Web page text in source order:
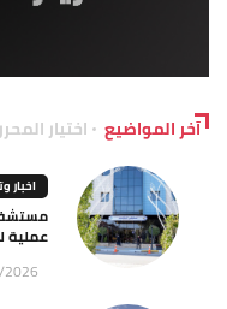
آخر المواضيع اختيار
اخبار
عملية